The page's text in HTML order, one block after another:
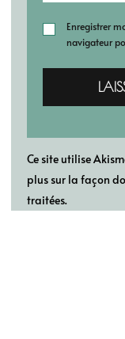
Enregistrer
navigateur
Ce site utilise
plus sur la façon
traitées.